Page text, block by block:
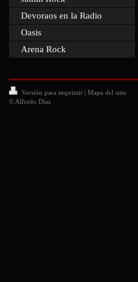
Devoraos en la Radio
Oasis
Arena Rock
Versión para imprimir | Mapa del sitio
© Alfredo Diaz